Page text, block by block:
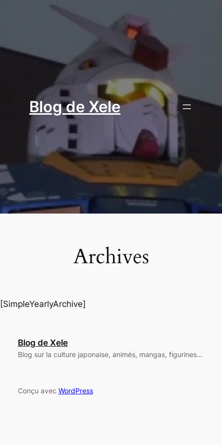
Blog de Xele
Archives
[SimpleYearlyArchive]
Blog de Xele
Blog sur la culture japonaise, animés, mangas, figurines…
Conçu avec WordPress